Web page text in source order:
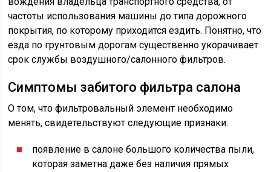
частоты использования машины до типа дорожного
покрытия, по которому приходится ездить. Понятно, что
езда по грунтовым дорогам существенно укорачивает
срок службы воздушного/салонного фильтров.
Симптомы забитого фильтра салона
О том, что фильтровальный элемент необходимо
менять, свидетельствуют следующие признаки:
появление в салоне большого количества пыли,
которая заметна даже без наличия прямых